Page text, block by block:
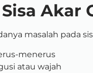
Akar
masalah pada
menerus
atau wajah